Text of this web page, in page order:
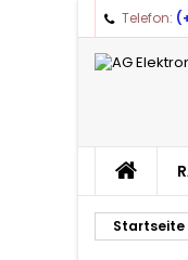
Telefon:
Startseite